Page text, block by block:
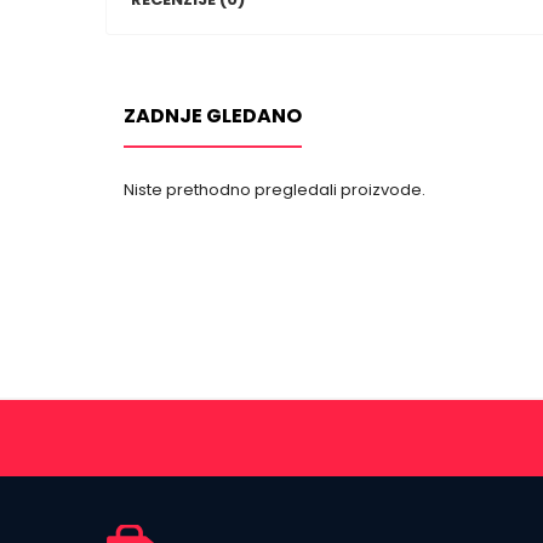
ZADNJE GLEDANO
Niste prethodno pregledali proizvode.